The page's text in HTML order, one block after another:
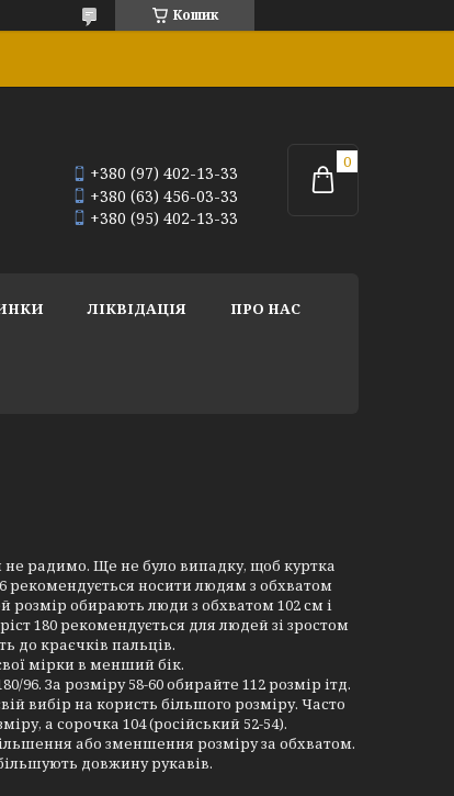
Кошик
+380 (97) 402-13-33
+380 (63) 456-03-33
+380 (95) 402-13-33
ЛІКВІДАЦІЯ ПРО НАС
радимо. Ще не було випадку, щоб куртка
рекомендується носити людям з обхватом
розмір обирають люди з обхватом 102 см і
180 рекомендується для людей зі зростом
до краєчків пальців.
мірки в менший бік.
96. За розміру 58-60 обирайте 112 розмір ітд.
вибір на користь більшого розміру. Часто
а сорочка 104 (російський 52-54).
або зменшення розміру за обхватом.
довжину рукавів.